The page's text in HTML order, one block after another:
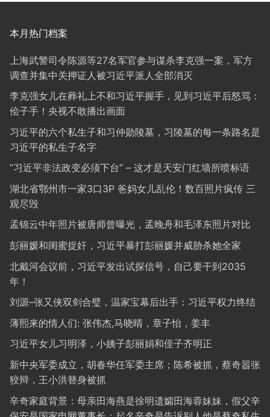
本月热门档案
上海武警司令陈源等27名军官参与谋杀李克强一案，军方
调查并集中关押证人被习近平派人全部消灭
李克强女儿在葬礼上不和习近平握手，见到习近平后怒骂：
侩子手！央视不敢播出画面
习近平的六个私生子和习仲勋陵墓，习陵墓的每一条路名是
习近平的私生子名字
“习近平非法政变必须下台” – 这才是天安门红墙所喷标语
湖北省鄂州市一家3口3P 爸妈女儿乱伦！数百照片疯传 三
观尽毁
孟锦云中年照片被唐师曾曝光，孟晚舟和毛泽东照片对比
彭丽媛和闺蜜捉奸，习近平暴打彭丽媛并威胁杀她全家
北戴河会议前，习近平发出试探信号，自己要干到2035
年！
刘源–张又侠双剑合璧，温家宝幕后出手：习近平权力终结
薄熙来的情人们: 张伟杰,马晓晴，章子怡，姜丰
习近平女儿习明泽，小姨子彭丽娟和侄子齐明正
新中央军委成立，胡春华任军委主席；陈希被抓，蔡奇嚣张
狡辩，王小洪替身被抓
辛奇家庭背景：母亲田海燕是徐明遗孀田海蓉妹妹，假父辛